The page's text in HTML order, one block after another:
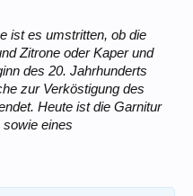
ist es umstritten, ob die
Zitrone oder Kaper und
des 20. Jahrhunderts
zur Verköstigung des
Heute ist die Garnitur
eines